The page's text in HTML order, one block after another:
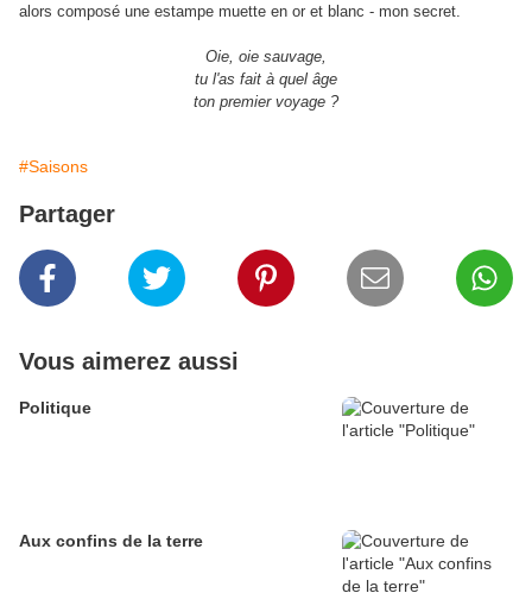
alors composé une estampe muette en or et blanc - mon secret.
Oie, oie sauvage,
tu l'as fait à quel âge
ton premier voyage ?
#Saisons
Partager
Vous aimerez aussi
Politique
Aux confins de la terre